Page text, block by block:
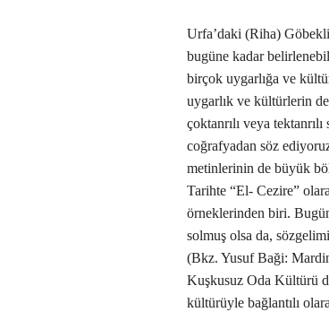
Urfa’daki (Riha)
bugüne kadar
birçok uygarlığa ve
uygarlık ve kültürlerin
çoktanrılı veya
coğrafyadan söz
metinlerinin de büyük
Tarihte “El- Cezire”
örneklerinden biri.
solmuş olsa da,
(Bkz. Yusuf Baği:
Kuşkusuz Oda Kültürü
kültürüyle bağlantılı